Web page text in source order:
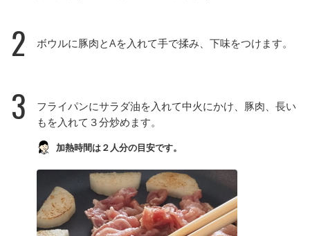
2 ボウルに豚肉とAを入れて手で揉み、下味をつけます。
3
フライパンにサラダ油を入れて中火にかけ、豚肉、長い
もを入れて３分炒めます。
加熱時間は２人分の目安です。